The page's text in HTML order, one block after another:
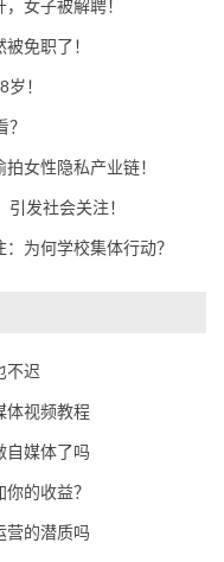
女子被解聘！
免职了！
！
女性隐私产业链！
发社会关注！
为何学校集体行动？
不迟
体视频教程
自媒体了吗
的收益？
营的潜质吗